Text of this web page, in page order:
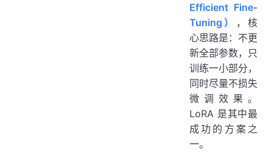
Efficient Fine-
Tuning）
，核
心思路是：不更
新全部参数，只
训练一小部分，
同时尽量不损失
微调效果。
LoRA 是其中最
成功的方案之
一。